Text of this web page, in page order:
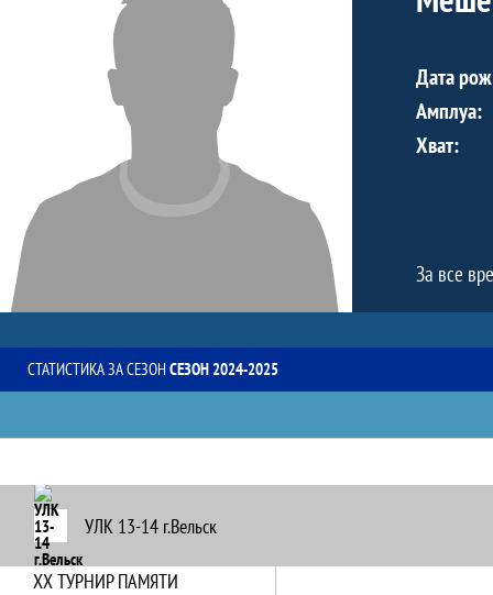
Дата
Амплуа:
Хват:
За все
СТАТИСТИКА ЗА СЕЗОН СЕЗОН 2024-2025
УЛК 13-14 г.Вельск
XХ ТУРНИР ПАМЯТИ